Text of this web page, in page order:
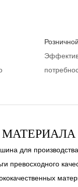
для
превосходного